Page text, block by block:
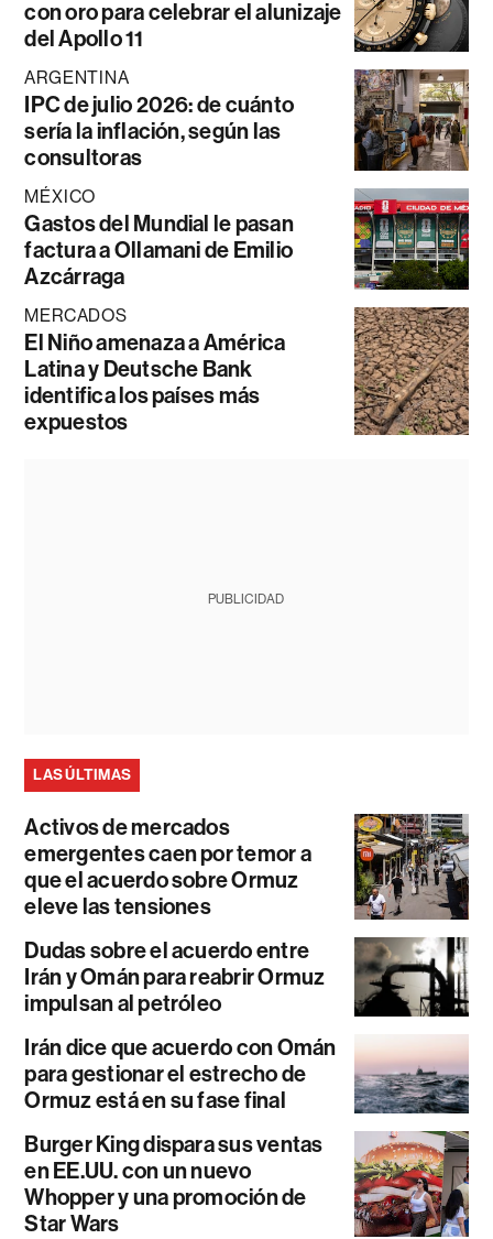
con oro para celebrar el alunizaje
del Apollo 11
ARGENTINA
IPC de julio 2026: de cuánto
sería la inflación, según las
consultoras
MÉXICO
Gastos del Mundial le pasan
factura a Ollamani de Emilio
Azcárraga
MERCADOS
El Niño amenaza a América
Latina y Deutsche Bank
identifica los países más
expuestos
PUBLICIDAD
LAS ÚLTIMAS
Activos de mercados
emergentes caen por temor a
que el acuerdo sobre Ormuz
eleve las tensiones
Dudas sobre el acuerdo entre
Irán y Omán para reabrir Ormuz
impulsan al petróleo
Irán dice que acuerdo con Omán
para gestionar el estrecho de
Ormuz está en su fase final
Burger King dispara sus ventas
en EE.UU. con un nuevo
Whopper y una promoción de
Star Wars